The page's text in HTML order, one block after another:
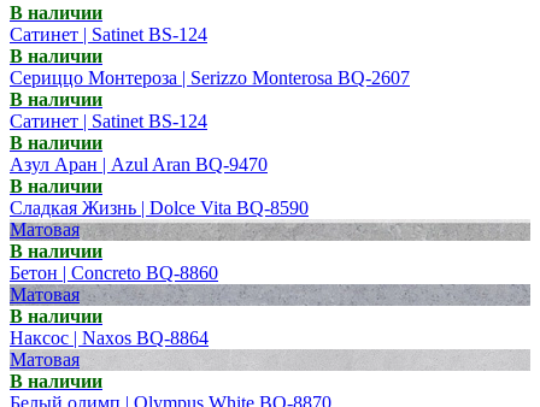
В наличии
Сатинет | Satinet BS-124
В наличии
Сериццо Монтероза | Serizzo Monterosa BQ-2607
В наличии
Сатинет | Satinet BS-124
В наличии
Азул Аран | Azul Aran BQ-9470
В наличии
Сладкая Жизнь | Dolce Vita BQ-8590
Матовая
В наличии
Бетон | Concreto BQ-8860
Матовая
В наличии
Наксос | Naxos BQ-8864
Матовая
В наличии
Белый олимп | Olympus White BQ-8870